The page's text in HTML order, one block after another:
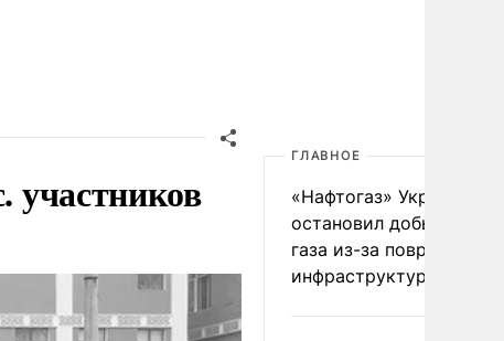
участников
ГЛАВНОЕ
«Нафтогаз» Украины
остановил добычу
газа из-за повреждения
инфраструктуры